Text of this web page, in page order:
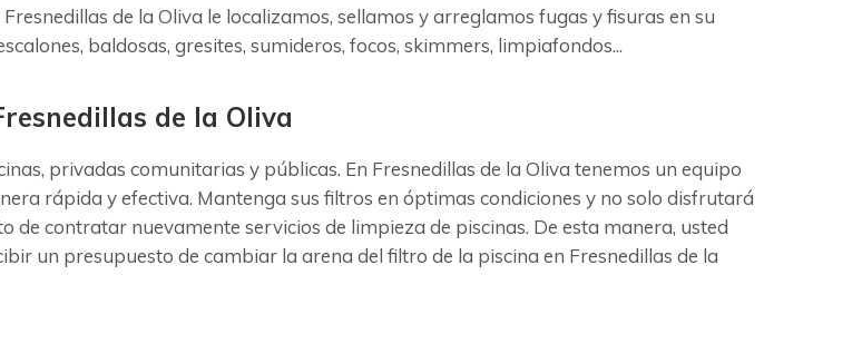
de la Oliva le localizamos, sellamos y arreglamos fugas y fisuras en su
baldosas, gresites, sumideros, focos, skimmers, limpiafondos...
de la Oliva
privadas comunitarias y públicas. En Fresnedillas de la Oliva tenemos un equipo
rápida y efectiva. Mantenga sus filtros en óptimas condiciones y no solo disfrutará
contratar nuevamente servicios de limpieza de piscinas. De esta manera, usted
un presupuesto de cambiar la arena del filtro de la piscina en Fresnedillas de la